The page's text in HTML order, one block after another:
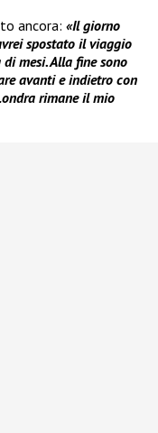
ancora: «Il giorno
spostato il viaggio
mesi. Alla fine sono
avanti e indietro con
rimane il mio